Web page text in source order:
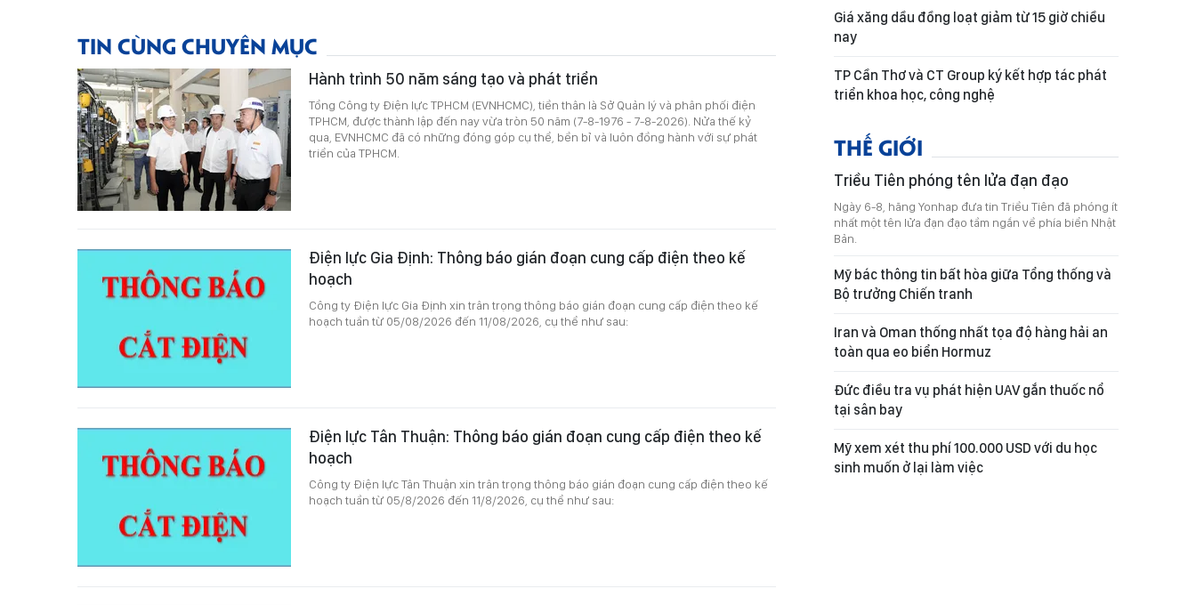
TIN CÙNG CHUYÊN MỤC
Hành trình 50 năm sáng tạo và phát triển
Tổng Công ty Điện lực TPHCM (EVNHCMC), tiền thân là Sở Quản lý và phân phối điện
TPHCM, được thành lập đến nay vừa tròn 50 năm (7-8-1976 - 7-8-2026). Nửa thế kỷ
qua, EVNHCMC đã có những đóng góp cụ thể, bền bỉ và luôn đồng hành với sự phát
triển của TPHCM.
Điện lực Gia Định: Thông báo gián đoạn cung cấp điện theo kế
hoạch
Công ty Điện lực Gia Định xin trân trọng thông báo gián đoạn cung cấp điện theo kế
hoạch tuần từ 05/08/2026 đến 11/08/2026, cụ thể như sau:
Điện lực Tân Thuận: Thông báo gián đoạn cung cấp điện theo kế
hoạch
Công ty Điện lực Tân Thuận xin trân trọng thông báo gián đoạn cung cấp điện theo kế
hoạch tuần từ 05/8/2026 đến 11/8/2026, cụ thể như sau:
Giá xăng dầu đồng loạt giảm từ 15 giờ chiều
nay
TP Cần Thơ và CT Group ký kết hợp tác phát
triển khoa học, công nghệ
THẾ GIỚI
Triều Tiên phóng tên lửa đạn đạo
Ngày 6-8, hãng Yonhap đưa tin Triều Tiên đã phóng ít
nhất một tên lửa đạn đạo tầm ngắn về phía biển Nhật
Bản.
Mỹ bác thông tin bất hòa giữa Tổng thống và
Bộ trưởng Chiến tranh
Iran và Oman thống nhất tọa độ hàng hải an
toàn qua eo biển Hormuz
Đức điều tra vụ phát hiện UAV gắn thuốc nổ
tại sân bay
Mỹ xem xét thu phí 100.000 USD với du học
sinh muốn ở lại làm việc